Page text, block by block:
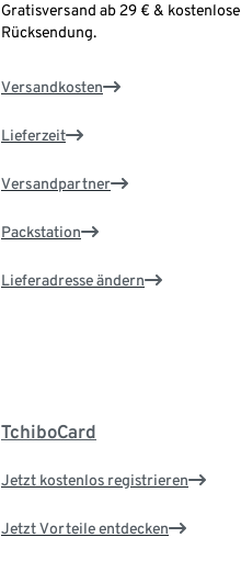
Gratisversand ab 29 € & kostenlose
Rücksendung.
Versandkosten
Lieferzeit
Versandpartner
Packstation
Lieferadresse ändern
TchiboCard
Jetzt kostenlos registrieren
Jetzt Vorteile entdecken